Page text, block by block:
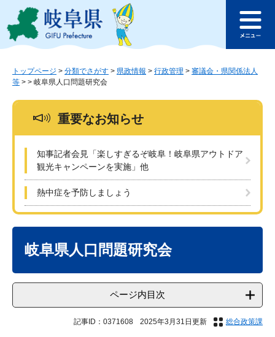
ジ
ュ
このページの本文へ
ュ
トップページ > 分類でさがす > 県政情報 > 行政管理 > 審議会・県関係法人
等 > > 岐阜県人口問題研究会
重要なお知らせ
知事記者会見「楽しすぎるぞ岐阜！岐阜県アウトドア
観光キャンペーンを実施」他
熱中症を予防しましょう
岐阜県人口問題研究会
ページ内目次
記事ID：0371608 2025年3月31日更新 総合政策課